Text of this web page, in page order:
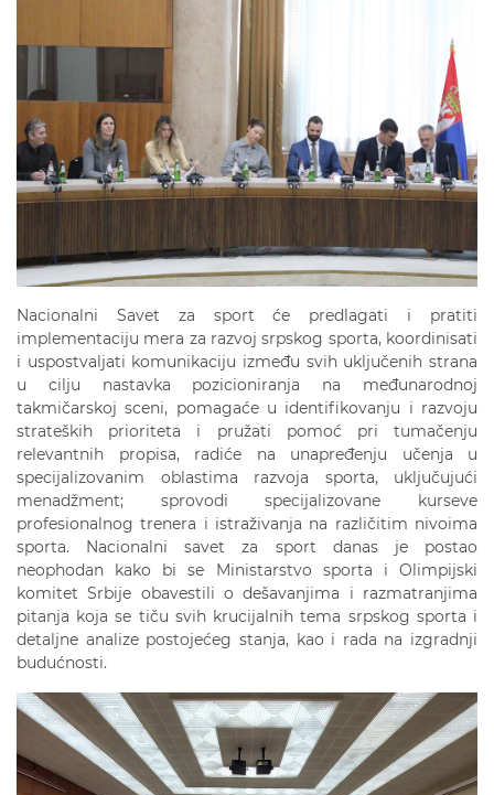
Nacionalni Savet za sport će predlagati i pratiti
implementaciju mera za razvoj srpskog sporta, koordinisati
i uspostvaljati komunikaciju između svih uključenih strana
u cilju nastavka pozicioniranja na međunarodnoj
takmičarskoj sceni, pomagaće u identifikovanju i razvoju
strateških prioriteta i pružati pomoć pri tumačenju
relevantnih propisa, radiće na unapređenju učenja u
specijalizovanim oblastima razvoja sporta, uključujući
menadžment; sprovodi specijalizovane kurseve
profesionalnog trenera i istraživanja na različitim nivoima
sporta. Nacionalni savet za sport danas je postao
neophodan kako bi se Ministarstvo sporta i Olimpijski
komitet Srbije obavestili o dešavanjima i razmatranjima
pitanja koja se tiču svih krucijalnih tema srpskog sporta i
detaljne analize postojećeg stanja, kao i rada na izgradnji
budućnosti.